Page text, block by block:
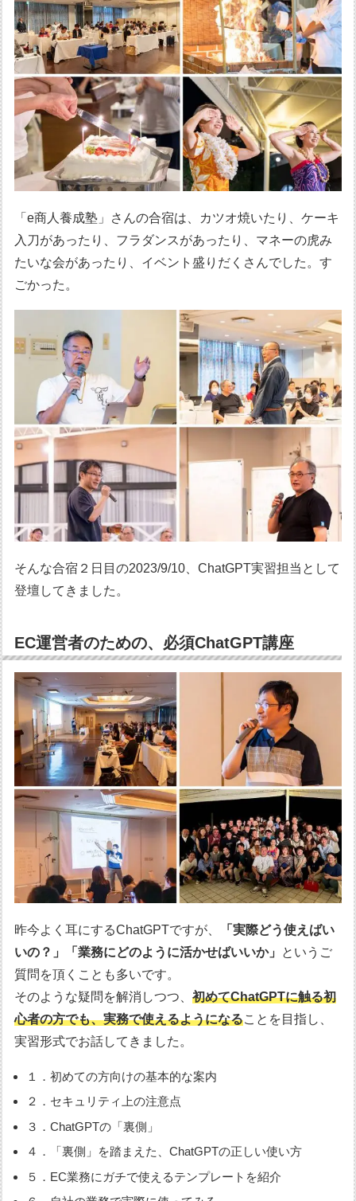
「e商人養成塾」さんの合宿は、カツオ焼いたり、ケーキ
入刀があったり、フラダンスがあったり、マネーの虎み
たいな会があったり、イベント盛りだくさんでした。す
ごかった。
そんな合宿２日目の2023/9/10、ChatGPT実習担当として
登壇してきました。
EC運営者のための、必須ChatGPT講座
昨今よく耳にするChatGPTですが、
「実際どう使えばい
いの？」「業務にどのように活かせばいいか」 というご
質問を頂くことも多いです。
そのような疑問を解消しつつ、初めてChatGPTに触る初
心者の方でも、実務で使えるようになることを目指し、
実習形式でお話してきました。
１．初めての方向けの基本的な案内
２．セキュリティ上の注意点
３．ChatGPTの「裏側」
４．「裏側」を踏まえた、ChatGPTの正しい使い方
５．EC業務にガチで使えるテンプレートを紹介